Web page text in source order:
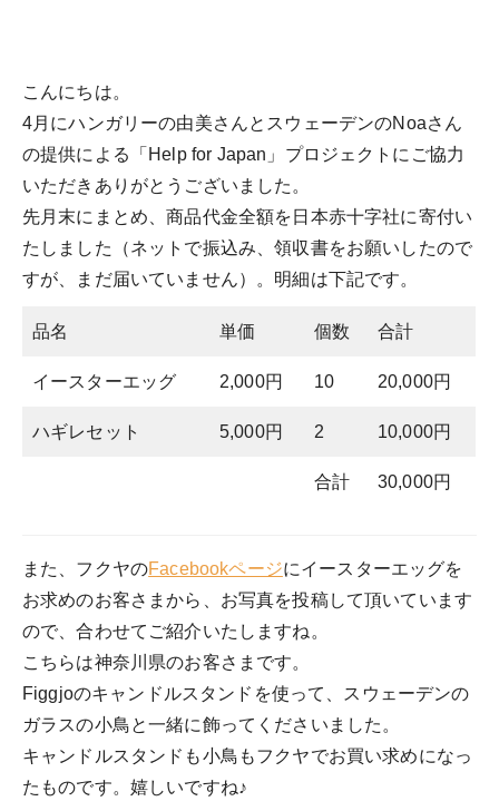
こんにちは。
4月にハンガリーの由美さんとスウェーデンのNoaさん
の提供による「Help for Japan」プロジェクトにご協力
いただきありがとうございました。
先月末にまとめ、商品代金全額を日本赤十字社に寄付い
たしました（ネットで振込み、領収書をお願いしたので
すが、まだ届いていません）。明細は下記です。
品名 単価 個数 合計
イースターエッグ 2,000円 10 20,000円
ハギレセット 5,000円 2 10,000円
合計 30,000円
また、フクヤのFacebookページにイースターエッグを
お求めのお客さまから、お写真を投稿して頂いています
ので、合わせてご紹介いたしますね。
こちらは神奈川県のお客さまです。
Figgjoのキャンドルスタンドを使って、スウェーデンの
ガラスの小鳥と一緒に飾ってくださいました。
キャンドルスタンドも小鳥もフクヤでお買い求めになっ
たものです。嬉しいですね♪